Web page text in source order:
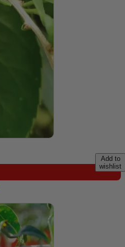
Add to
wishlist